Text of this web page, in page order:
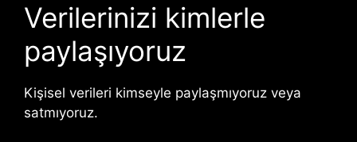
Verilerinizi kimlerle
paylaşıyoruz
Kişisel verileri kimseyle paylaşmıyoruz veya
satmıyoruz.